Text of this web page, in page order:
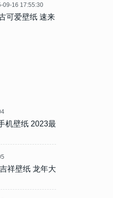
09-16 17:55:30
可爱壁纸 速来
机壁纸 2023最
祥壁纸 龙年大